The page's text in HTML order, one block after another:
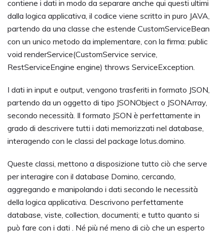
contiene i dati in modo da separare anche qui questi ultimi
dalla logica applicativa, il codice viene scritto in puro JAVA,
partendo da una classe che estende CustomServiceBean
con un unico metodo da implementare, con la firma: public
void renderService(CustomService service,
RestServiceEngine engine) throws ServiceException.
I dati in input e output, vengono trasferiti in formato JSON,
partendo da un oggetto di tipo JSONObject o JSONArray,
secondo necessità. Il formato JSON è perfettamente in
grado di descrivere tutti i dati memorizzati nel database,
interagendo con le classi del package lotus.domino.
Queste classi, mettono a disposizione tutto ciò che serve
per interagire con il database Domino, cercando,
aggregando e manipolando i dati secondo le necessità
della logica applicativa. Descrivono perfettamente
database, viste, collection, documenti; e tutto quanto si
può fare con i dati . Né più né meno di ciò che un esperto